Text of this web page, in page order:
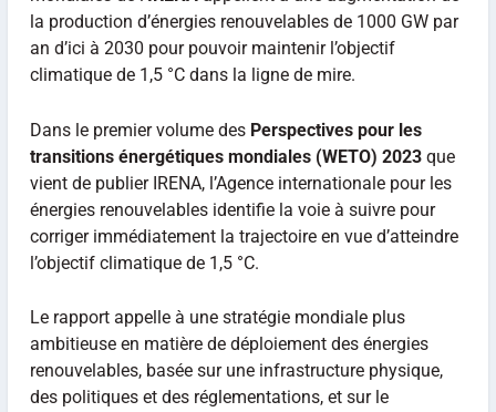
la production d’énergies renouvelables de 1000 GW par
an d’ici à 2030 pour pouvoir maintenir l’objectif
climatique de 1,5 °C dans la ligne de mire.
Dans le premier volume des Perspectives pour les
transitions énergétiques mondiales (WETO) 2023que
vient de publier IRENA, l’Agence internationale pour les
énergies renouvelables identifie la voie à suivre pour
corriger immédiatement la trajectoire en vue d’atteindre
l’objectif climatique de 1,5 °C.
Le rapport appelle à une stratégie mondiale plus
ambitieuse en matière de déploiement des énergies
renouvelables, basée sur une infrastructure physique,
des politiques et des réglementations, et sur le